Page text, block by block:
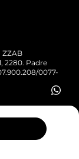
ZZAB
2280. Padre
0077-